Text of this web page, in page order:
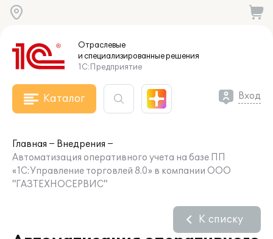
Отраслевые
и специализированныерешения
1С:Предприятие
Каталог Вход
Главная
Внедрения
Автоматизация оперативного учета на базе ПП
«1С:Управление торговлей 8.0» в компании ООО
"ГАЗТЕХНОСЕРВИС"
К списку